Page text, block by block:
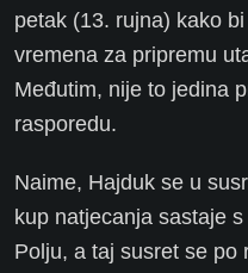
petak (13. rujna) kako
vremena za pripremu
Međutim, nije to jedina
rasporedu.
Naime, Hajduk se u
kup natjecanja sastaje
Polju, a taj susret se po